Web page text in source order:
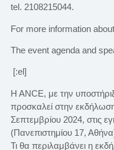
tel. 2108215044.
For more information
The event agenda and
[:el]
Η ΑΝCE, με την
προσκαλεί στην
Σεπτεμβρίου 2024, στις
(Πανεπιστημίου 17,
Τι θα περιλαμβάνει η